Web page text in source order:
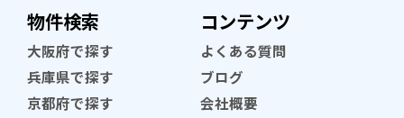
物件検索
大阪府で探す
兵庫県で探す
京都府で探す
コンテンツ
よくある質問
ブログ
会社概要